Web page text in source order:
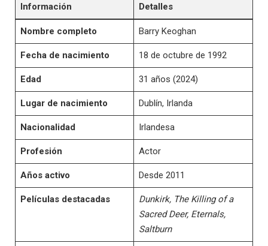
Información Detalles
Nombre completo Barry Keoghan
Fecha de nacimiento 18 de octubre de 1992
Edad 31 años (2024)
Lugar de nacimiento Dublín, Irlanda
Nacionalidad Irlandesa
Profesión Actor
Años activo Desde 2011
Películas destacadas
Dunkirk, The Killing of a
Sacred Deer, Eternals,
Saltburn